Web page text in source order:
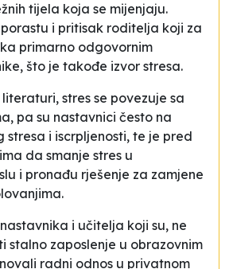
tijela koja se mijenjaju.
i pritisak roditelja koji za
primarno odgovornim
što je takođe izvor stresa.
stres se povezuje sa
pa su nastavnici često na
stresa i iscrpljenosti, te je pred
da smanje stres u
i pronađu rješenje za zamjene
i učitelja koji su, ne
stalno zaposlenje u obrazovnim
radni odnos u privatnom